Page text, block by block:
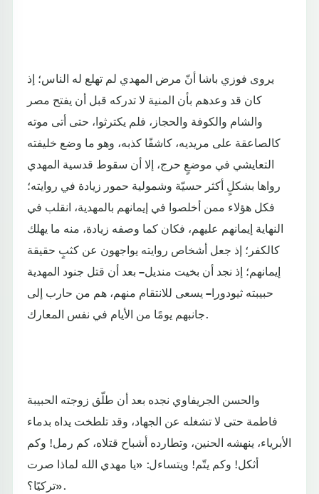
يروى فوزي باشا أنّ مرض المهدي لم تهلع له الناس؛ إذ
كان قد وعدهم بأن المنية لا تدركه قبل أن يفتح مصر
والشام والكوفة والحجاز، فلم يكترثوا، حتى أتى موته
كالصاعقة على مريديه، كاشفًا كذبه، وهو ما وضع خليفته
التعايشي في موضعٍ حرج، إلا أن سقوط قدسية المهدي
رواها بشكلٍ أكثر حسيّة وشمولية حمور زيادة في روايته؛
فكل هؤلاء ممن أخلصوا في إيمانهم بالمهدية، انقلب في
النهاية إيمانهم عليهم، فكان كما وصفه زيادة، منه ما يهلك
كالكفر؛ إذ جعل أشخاص روايته يواجهون عن كثبٍ حقيقة
إيمانهم؛ إذ نجد أن بخيت منديل – بعد أن قتل جنود المهدية
حبيبته ثيودورا – يسعى للانتقام منهم، هم من حارب إلى
جانبهم يومًا من الأيام في نفس المعارك.
والحسن الجريفاوي نجده بعد أن طلّق زوجته الحبيبة
فاطمة حتى لا تشغله عن الجهاد، وقد تلطخت يداه بدماء
الأبرياء، ينهشه الحنين، وتطارده أشباح قتلاه، كم رمل! وكم
أثكل! وكم يتّم! ويتساءل: «يا مهدي الله لماذا صرت
تركيًا؟».